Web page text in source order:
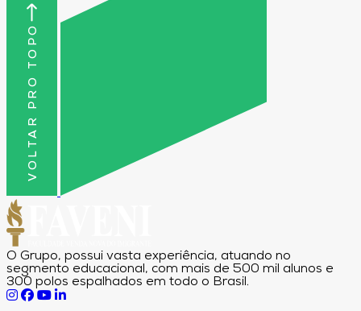
VOLTAR PRO TOPO
O Grupo, possui vasta experiência, atuando no
segmento educacional, com mais de 500 mil alunos e
300 polos espalhados em todo o Brasil.